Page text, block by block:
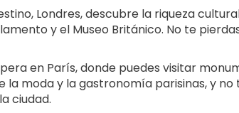
Londres, descubre la riqueza
y el Museo Británico. No te
en París, donde puedes visitar
la moda y la gastronomía parisinas, y
ciudad.